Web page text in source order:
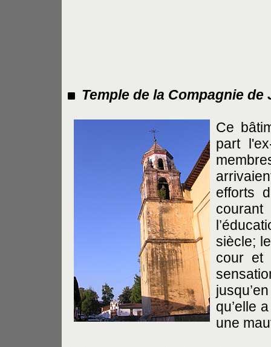
Temple de la Compagnie de
Ce
part
efforts
siècle;
cour et
qu’elle
une